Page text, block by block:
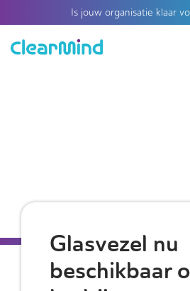
Is jouw organisatie klaar
Glasvezel nu
beschikbaar